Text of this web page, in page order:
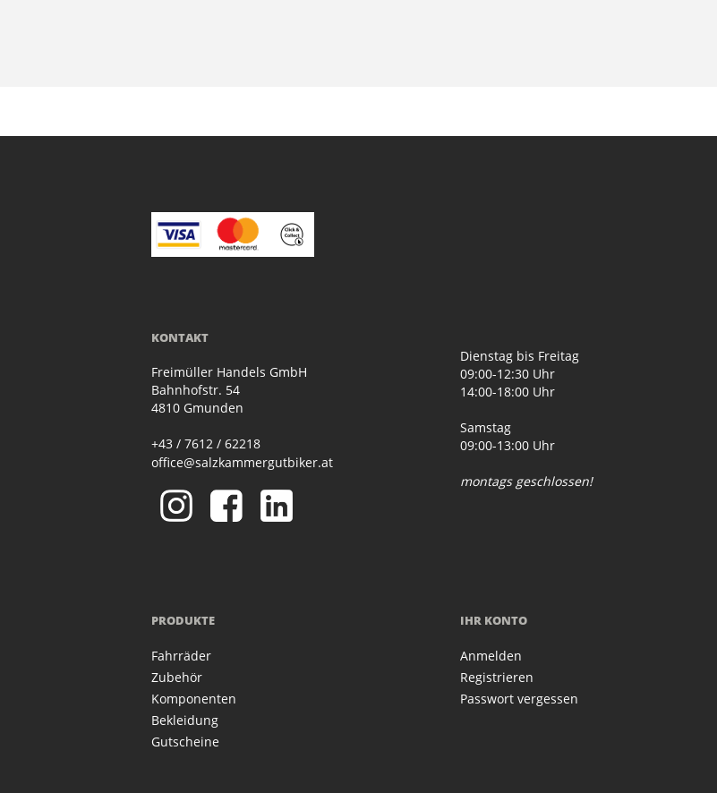
KONTAKT
Freimüller Handels GmbH
Bahnhofstr. 54
4810 Gmunden
+43 / 7612 / 62218
office@salzkammergutbiker.at
Dienstag bis Freitag
09:00-12:30 Uhr
14:00-18:00 Uhr
Samstag
09:00-13:00 Uhr
montags geschlossen!
PRODUKTE
Fahrräder
Zubehör
Komponenten
Bekleidung
Gutscheine
IHR KONTO
Anmelden
Registrieren
Passwort vergessen